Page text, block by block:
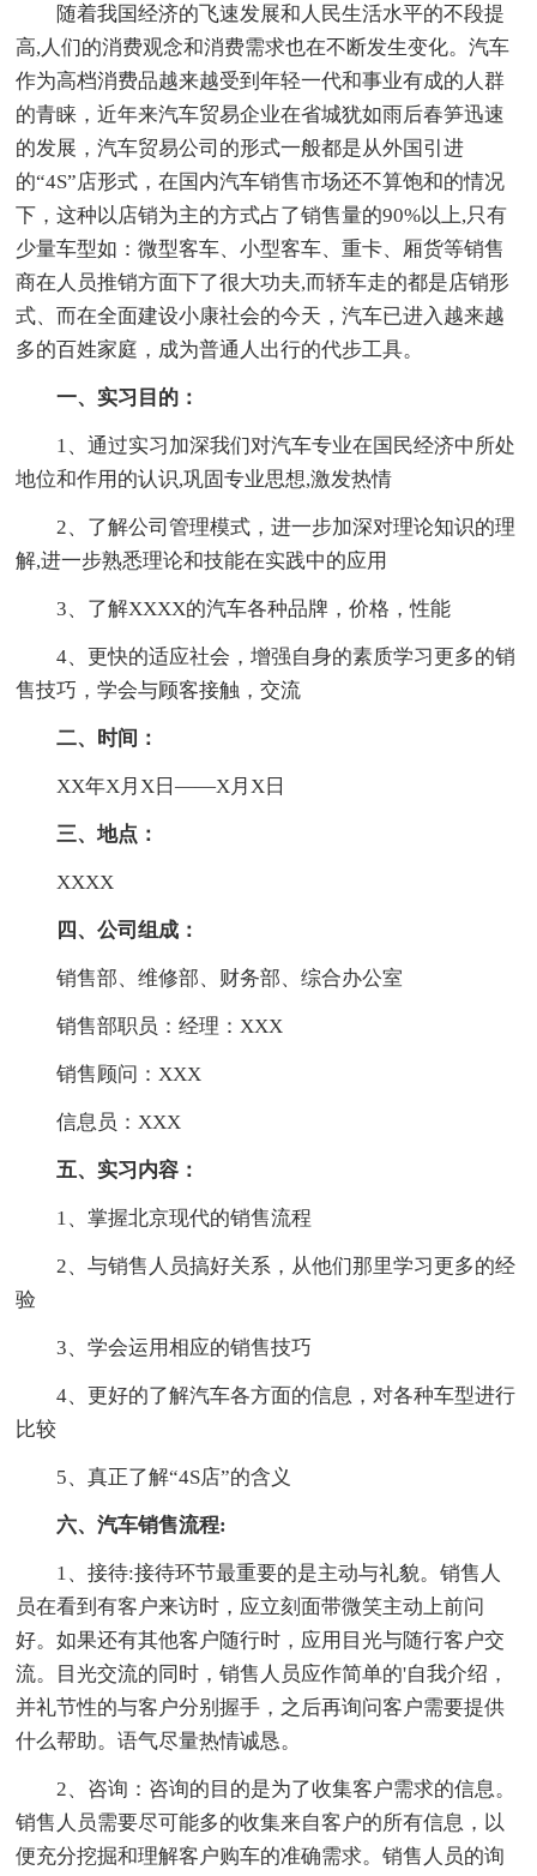
随着我国经济的飞速发展和人民生活水平的不段提
高,人们的消费观念和消费需求也在不断发生变化。汽车
作为高档消费品越来越受到年轻一代和事业有成的人群
的青睐，近年来汽车贸易企业在省城犹如雨后春笋迅速
的发展，汽车贸易公司的形式一般都是从外国引进
的“4S”店形式，在国内汽车销售市场还不算饱和的情况
下，这种以店销为主的方式占了销售量的90%以上,只有
少量车型如：微型客车、小型客车、重卡、厢货等销售
商在人员推销方面下了很大功夫,而轿车走的都是店销形
式、而在全面建设小康社会的今天，汽车已进入越来越
多的百姓家庭，成为普通人出行的代步工具。
一、实习目的：
1、通过实习加深我们对汽车专业在国民经济中所处
地位和作用的认识,巩固专业思想,激发热情
2、了解公司管理模式，进一步加深对理论知识的理
解,进一步熟悉理论和技能在实践中的应用
3、了解XXXX的汽车各种品牌，价格，性能
4、更快的适应社会，增强自身的素质学习更多的销
售技巧，学会与顾客接触，交流
二、时间：
XX年X月X日——X月X日
三、地点：
XXXX
四、公司组成：
销售部、维修部、财务部、综合办公室
销售部职员：经理：XXX
销售顾问：XXX
信息员：XXX
五、实习内容：
1、掌握北京现代的销售流程
2、与销售人员搞好关系，从他们那里学习更多的经
验
3、学会运用相应的销售技巧
4、更好的了解汽车各方面的信息，对各种车型进行
比较
5、真正了解“4S店”的含义
六、汽车销售流程:
1、接待:接待环节最重要的是主动与礼貌。销售人
员在看到有客户来访时，应立刻面带微笑主动上前问
好。如果还有其他客户随行时，应用目光与随行客户交
流。目光交流的同时，销售人员应作简单的'自我介绍，
并礼节性的与客户分别握手，之后再询问客户需要提供
什么帮助。语气尽量热情诚恳。
2、咨询：咨询的目的是为了收集客户需求的信息。
销售人员需要尽可能多的收集来自客户的所有信息，以
便充分挖掘和理解客户购车的准确需求。销售人员的询